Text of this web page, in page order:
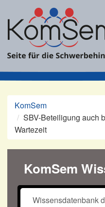
Inhalt
springen
KomSem
SBV-Beteiligung auch
Wartezeit
KomSem